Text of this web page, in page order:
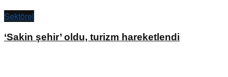
Sektörel
‘Sakin şehir’ oldu, turizm hareketlendi